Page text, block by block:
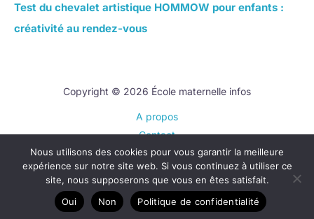
Test du chevalet artistique HOMMOW pour enfants :
créativité au rendez-vous
Copyright © 2026 École maternelle infos
A propos
Contact
Plan du site
Mentions légales
Politique de confidentialité
Nous utilisons des cookies pour vous garantir la meilleure
expérience sur notre site web. Si vous continuez à utiliser ce
site, nous supposerons que vous en êtes satisfait.
Oui
Non Politique de confidentialité